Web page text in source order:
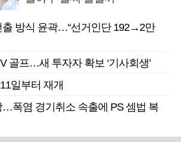
출 방식 윤곽…“선거인단 192→2만
골프…새 투자자 확보 ‘기사회생’
일부터 재개
…폭염 경기취소 속출에 PS 셈법 복